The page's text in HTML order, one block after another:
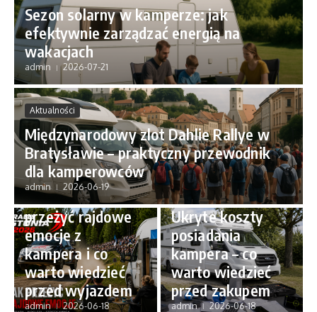
Sezon solarny w kamperze: jak
efektywnie zarządzać energią na
wakacjach
admin 2026-07-21
Aktualności
Międzynarodowy zlot Dahlie Rallye w
Bratysławie – praktyczny przewodnik
dla kamperowców
admin 2026-06-19
Aktualności
Rally Estonia
2026 – jak
przeżyć rajdowe
emocje z
kampera i co
warto wiedzieć
przed wyjazdem
admin 2026-06-18
ABC caravaningu
Ukryte koszty
posiadania
kampera – co
warto wiedzieć
przed zakupem
admin 2026-06-18